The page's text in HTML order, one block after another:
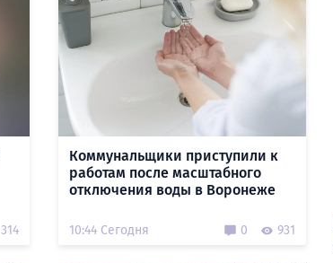
314
Коммунальщики приступили к
работам после масштабного
отключения воды в Воронеже
10:44 Сегодня 0 931